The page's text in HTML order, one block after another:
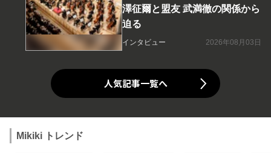
澤征爾と盟友 武満徹の関係から
迫る
インタビュー 2026年08月03日
人気記事一覧へ
Mikiki トレンド